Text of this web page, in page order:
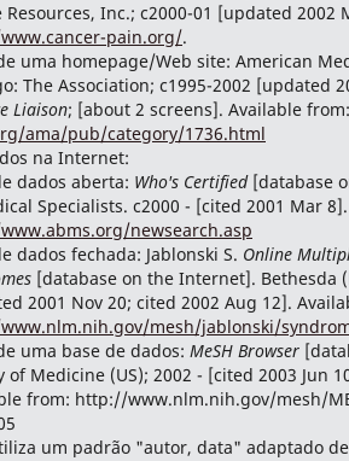
Resources, Inc.; c2000-01 [updated 2002
pain.org/.
uma homepage/Web site: American
The Association; c1995-2002 [updated
Liaison; [about 2 screens]. Available from:
ama/pub/category/1736.html
na Internet:
dados aberta: Who's Certified[database
Specialists. c2000 - [cited 2001 Mar
newsearch.asp
dados fechada: Jablonski S. Online
[database on the Internet]. Bethesda
2001 Nov 20; cited 2002 Aug 12].
mesh/jablonski/
uma base de dados: MeSH Browser
of Medicine (US); 2002 - [cited 2003 Jun
from: http://www.nlm.nih.gov/mesh/
um padrão "autor, data" adaptado de